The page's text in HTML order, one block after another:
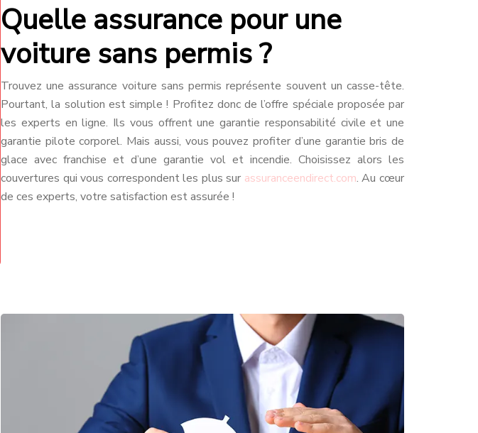
Quelle assurance pour une
voiture sans permis ?
Trouvez une assurance voiture sans permis représente souvent un casse-tête.
Pourtant, la solution est simple ! Profitez donc de l’offre spéciale proposée par
les experts en ligne. Ils vous offrent une garantie responsabilité civile et une
garantie pilote corporel. Mais aussi, vous pouvez profiter d’une garantie bris de
glace avec franchise et d’une garantie vol et incendie. Choisissez alors les
couvertures qui vous correspondent les plus sur assuranceendirect.com. Au cœur
de ces experts, votre satisfaction est assurée !